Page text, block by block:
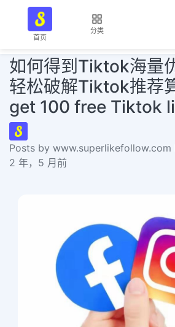
首页
分类
如何得到Tiktok海量
轻松破解Tiktok推荐
get 100 free Tiktok
Posts by www.superlikefollow.com
2 年，5 月前